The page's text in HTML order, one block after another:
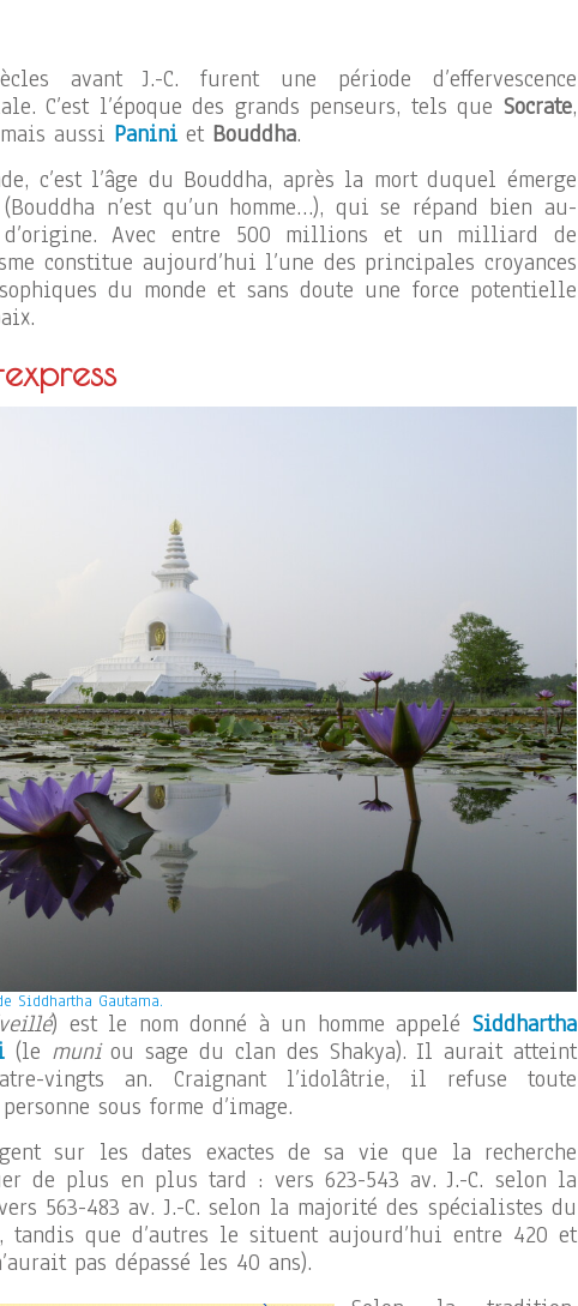
avant J.-C. furent une période d’effervescence
C’est l’époque des grands penseurs, tels que Socrate,
aussi Panini et Bouddha.
c’est l’âge du Bouddha, après la mort duquel émerge
(Bouddha n’est qu’un homme…), qui se répand bien au-
Avec entre 500 millions et un milliard de
constitue aujourd’hui l’une des principales croyances
du monde et sans doute une force potentielle
Siddhartha Gautama.
) est le nom donné à un homme appeléSiddhartha
(le muniou sage du clan des Shakya). Il aurait atteint
vingts an. Craignant l’idolâtrie, il refuse toute
sous forme d’image.
sur les dates exactes de sa vie que la recherche
de plus en plus tard : vers 623-543 av. J.-C. selon la
563-483 av. J.-C. selon la majorité des spécialistes du
tandis que d’autres le situent aujourd’hui entre 420 et
pas dépassé les 40 ans).